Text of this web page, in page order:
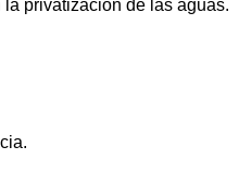
privatización de las aguas.